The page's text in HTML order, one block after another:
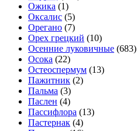
Ожика (1)
Оксалис (5)
Орегано (7)
Орех грецкий (10)
Осенние луковичные (683)
Осока (22)
Остеоспермум (13)
Пажитник (2)
Пальма (3)
Паслен (4)
Пассифлора (13)
Пастернак (4)